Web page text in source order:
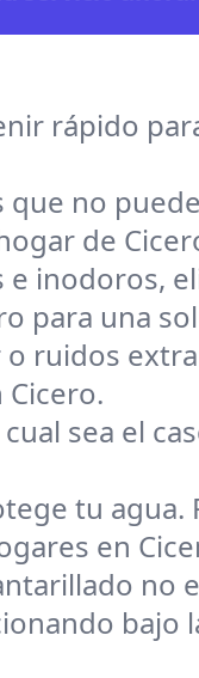
rápido
no
de
e inodoros,
para una
o ruidos
sea el
tu agua.
en
no
bajo